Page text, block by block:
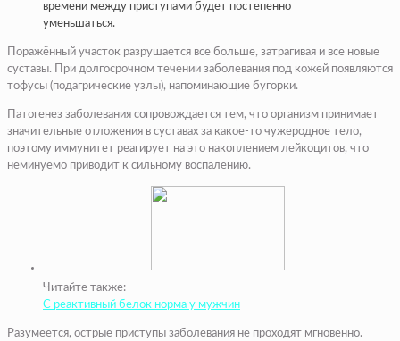
времени между приступами будет постепенно
уменьшаться.
Поражённый участок разрушается все больше, затрагивая и все новые
суставы. При долгосрочном течении заболевания под кожей появляются
тофусы (подагрические узлы), напоминающие бугорки.
Патогенез заболевания сопровождается тем, что организм принимает
значительные отложения в суставах за какое-то чужеродное тело,
поэтому иммунитет реагирует на это накоплением лейкоцитов, что
неминуемо приводит к сильному воспалению.
Читайте также:
С реактивный белок норма у мужчин
Разумеется, острые приступы заболевания не проходят мгновенно.